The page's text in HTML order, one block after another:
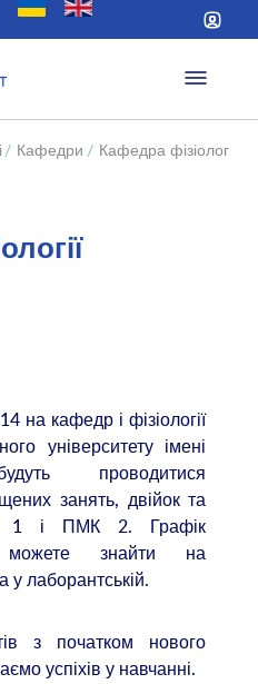
/ Кафедри / Кафедра фізіології
на кафедр і фізіології
університету імені
проводитися
занять, двійок та
1 і ПМК 2. Графік
можете знайти на
у лаборантській.
з початком нового
успіхів у навчанні.